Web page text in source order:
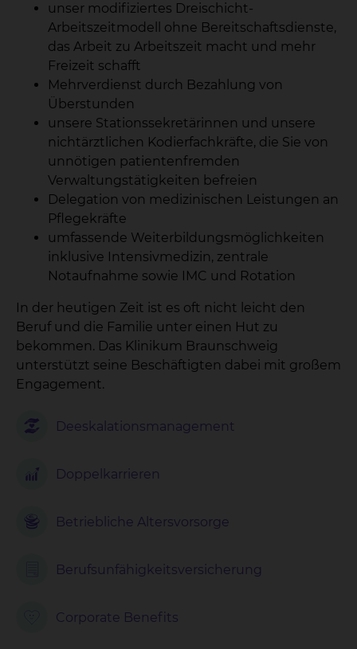
unser modifiziertes Dreischicht-
Arbeitszeitmodell ohne Bereitschaftsdienste,
das Arbeit zu Arbeitszeit macht und mehr
Freizeit schafft
Mehrverdienst durch Bezahlung von
Überstunden
unsere Stationssekretärinnen und unsere
nichtärztlichen Kodierfachkräfte, die Sie von
unnötigen patientenfremden
Verwaltungstätigkeiten befreien
Delegation von medizinischen Leistungen an
Pflegekräfte
umfassende Weiterbildungsmöglichkeiten
inklusive Intensivmedizin, zentrale
Notaufnahme sowie IMC und Rotation
In der heutigen Zeit ist es oft nicht leicht den
Beruf und die Familie unter einen Hut zu
bekommen. Das Klinikum Braunschweig
unterstützt seine Beschäftigten dabei mit großem
Engagement.
Deeskalationsmanagement
Doppelkarrieren
Betriebliche Altersvorsorge
Berufsunfähigkeitsversicherung
Corporate Benefits